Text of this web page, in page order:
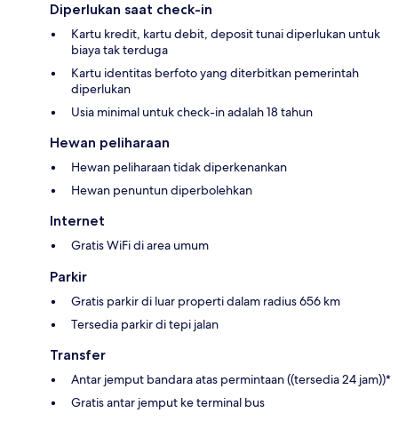
Diperlukan saat check-in
Kartu kredit, kartu debit, deposit tunai diperlukan untuk
biaya tak terduga
Kartu identitas berfoto yang diterbitkan pemerintah
diperlukan
Usia minimal untuk check-in adalah 18 tahun
Hewan peliharaan
Hewan peliharaan tidak diperkenankan
Hewan penuntun diperbolehkan
Internet
Gratis WiFi di area umum
Parkir
Gratis parkir di luar properti dalam radius 656 km
Tersedia parkir di tepi jalan
Transfer
Antar jemput bandara atas permintaan ((tersedia 24 jam))*
Gratis antar jemput ke terminal bus